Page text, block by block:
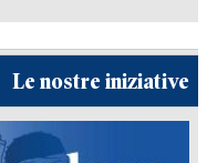
Le nostre iniziative